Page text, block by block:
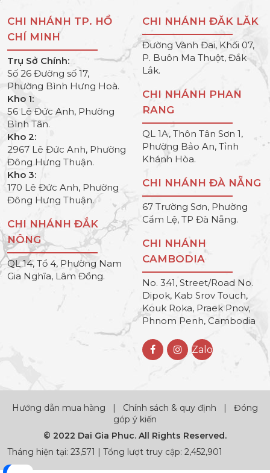
CHI NHÁNH TP. HỒ
CHÍ MINH
Trụ Sở Chính:
Số 26 Đường số 17,
Phường Bình Hưng Hoà.
Kho 1:
56 Lê Đức Anh, Phường
Bình Tân.
Kho 2:
2967 Lê Đức Anh, Phường
Đông Hưng Thuận.
Kho 3:
170 Lê Đức Anh, Phường
Đông Hưng Thuận.
CHI NHÁNH ĐẮK
NÔNG
QL 14, Tổ 4, Phường Nam
Gia Nghĩa, Lâm Đồng.
CHI NHÁNH ĐĂK LĂK
Đường Vành Đai, Khối 07,
P. Buôn Ma Thuột, Đắk
Lắk.
CHI NHÁNH PHAN
RANG
QL 1A, Thôn Tân Sơn 1,
Phường Bảo An, Tỉnh
Khánh Hòa.
CHI NHÁNH ĐÀ NẴNG
67 Trường Sơn, Phường
Cẩm Lệ, TP Đà Nẵng.
CHI NHÁNH
CAMBODIA
No. 341, Street/Road No.
Dipok, Kab Srov Touch,
Kouk Roka, Praek Pnov,
Phnom Penh, Cambodia
Zalo
Hướng dẫn mua hàng | Chính sách & quy định | Đóng
góp ý kiến
© 2022 Dai Gia Phuc. All Rights Reserved.
Tháng hiện tại: 23,571 | Tổng lượt truy cập: 2,452,901